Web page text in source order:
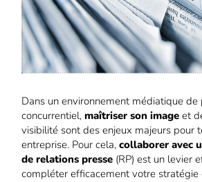
Dans un environnement médiatique de
concurrentiel,maîtriser son image et
visibilité sont des enjeux majeurs pour
entreprise. Pour cela,collaborer avec
de relations presse (RP) est un levier
compléter efficacement votre stratégie